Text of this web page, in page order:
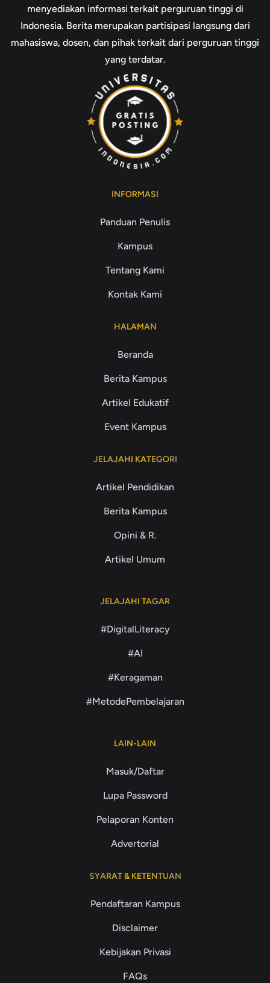
menyediakan informasi terkait perguruan tinggi di
Indonesia. Berita merupakan partisipasi langsung dari
mahasiswa, dosen, dan pihak terkait dari perguruan tinggi
yang terdatar.
INFORMASI
Panduan Penulis
Kampus
Tentang Kami
Kontak Kami
HALAMAN
Beranda
Berita Kampus
Artikel Edukatif
Event Kampus
JELAJAHI KATEGORI
Artikel Pendidikan
Berita Kampus
Opini & R.
Artikel Umum
JELAJAHI TAGAR
#DigitalLiteracy
#AI
#Keragaman
#MetodePembelajaran
LAIN-LAIN
Masuk/Daftar
Lupa Password
Pelaporan Konten
Advertorial
SYARAT & KETENTUAN
Pendaftaran Kampus
Disclaimer
Kebijakan Privasi
FAQs